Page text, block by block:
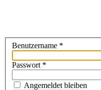
Benutzername *
Passwort *
Angemeldet bleiben